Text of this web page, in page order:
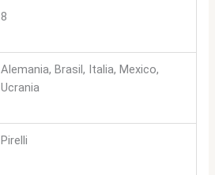
8
Alemania, Brasil, Italia, Mexico,
Ucrania
Pirelli